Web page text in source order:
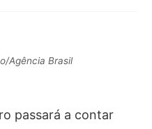
Agência Brasil
passará a contar